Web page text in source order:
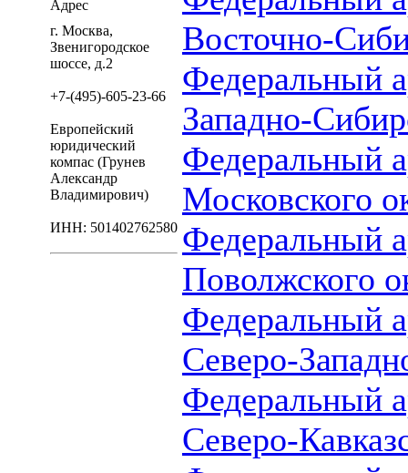
Адрес
г. Москва,
Звенигородское
шоссе, д.2
+7-(495)-605-23-66
Европейский
юридический
компас (Грунев
Александр
Владимирович)
ИНН: 501402762580
Восточно-
Федеральный
Западно-
Федеральный
Московского
Федеральный
Поволжского
Федеральный
Северо-
Федеральный
Северо-